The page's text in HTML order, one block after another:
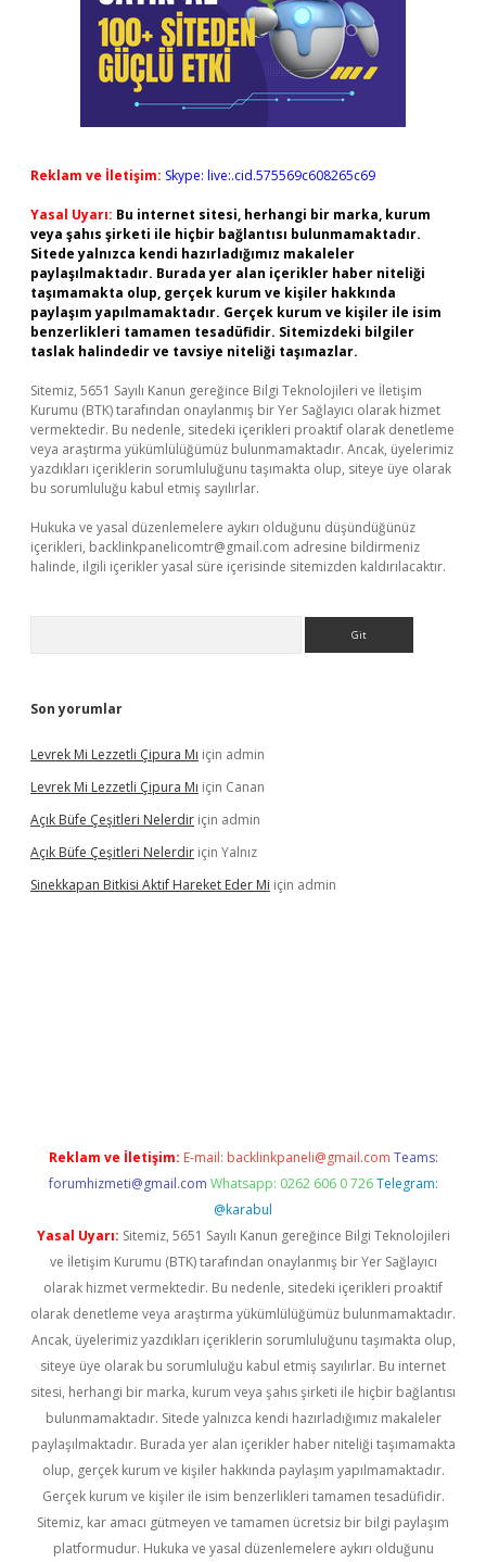
Reklam ve İletişim: Skype: live:.cid.575569c608265c69
Yasal Uyarı: Bu internet sitesi, herhangi bir marka, kurum
veya şahıs şirketi ile hiçbir bağlantısı bulunmamaktadır.
Sitede yalnızca kendi hazırladığımız makaleler
paylaşılmaktadır. Burada yer alan içerikler haber niteliği
taşımamakta olup, gerçek kurum ve kişiler hakkında
paylaşım yapılmamaktadır. Gerçek kurum ve kişiler ile isim
benzerlikleri tamamen tesadüfidir. Sitemizdeki bilgiler
taslak halindedir ve tavsiye niteliği taşımazlar.
Sitemiz, 5651 Sayılı Kanun gereğince Bilgi Teknolojileri ve İletişim
Kurumu (BTK) tarafından onaylanmış bir Yer Sağlayıcı olarak hizmet
vermektedir. Bu nedenle, sitedeki içerikleri proaktif olarak denetleme
veya araştırma yükümlülüğümüz bulunmamaktadır. Ancak, üyelerimiz
yazdıkları içeriklerin sorumluluğunu taşımakta olup, siteye üye olarak
bu sorumluluğu kabul etmiş sayılırlar.
Hukuka ve yasal düzenlemelere aykırı olduğunu düşündüğünüz
içerikleri, backlinkpanelicomtr@gmail.com adresine bildirmeniz
halinde, ilgili içerikler yasal süre içerisinde sitemizden kaldırılacaktır.
Son yorumlar
Levrek Mi Lezzetli Çipura Mı için admin
Levrek Mi Lezzetli Çipura Mı için Canan
Açık Büfe Çeşitleri Nelerdir için admin
Açık Büfe Çeşitleri Nelerdir için Yalnız
Sinekkapan Bitkisi Aktif Hareket Eder Mi için admin
Reklam ve İletişim: E-mail: backlinkpaneli@gmail.com Teams:
forumhizmeti@gmail.com Whatsapp: 0262 606 0 726 Telegram:
@karabul
Yasal Uyarı: Sitemiz, 5651 Sayılı Kanun gereğince Bilgi Teknolojileri
ve İletişim Kurumu (BTK) tarafından onaylanmış bir Yer Sağlayıcı
olarak hizmet vermektedir. Bu nedenle, sitedeki içerikleri proaktif
olarak denetleme veya araştırma yükümlülüğümüz bulunmamaktadır.
Ancak, üyelerimiz yazdıkları içeriklerin sorumluluğunu taşımakta olup,
siteye üye olarak bu sorumluluğu kabul etmiş sayılırlar. Bu internet
sitesi, herhangi bir marka, kurum veya şahıs şirketi ile hiçbir bağlantısı
bulunmamaktadır. Sitede yalnızca kendi hazırladığımız makaleler
paylaşılmaktadır. Burada yer alan içerikler haber niteliği taşımamakta
olup, gerçek kurum ve kişiler hakkında paylaşım yapılmamaktadır.
Gerçek kurum ve kişiler ile isim benzerlikleri tamamen tesadüfidir.
Sitemiz, kar amacı gütmeyen ve tamamen ücretsiz bir bilgi paylaşım
platformudur. Hukuka ve yasal düzenlemelere aykırı olduğunu